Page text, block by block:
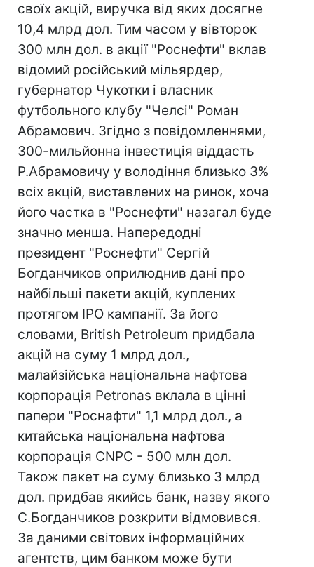
своїх акцій, виручка від яких досягне
10,4 млрд дол. Тим часом у вівторок
300 млн дол. в акції "Роснефти" вклав
відомий російський мільярдер,
губернатор Чукотки і власник
футбольного клубу "Челсі" Роман
Абрамович. Згідно з повідомленнями,
300-мильйонна інвестиція віддасть
Р.Абрамовичу у володіння близько 3%
всіх акцій, виставлених на ринок, хоча
його частка в "Роснефти" назагал буде
значно менша. Напередодні
президент "Роснефти" Сергій
Богданчиков оприлюднив дані про
найбільші пакети акцій, куплених
протягом IPO кампанії. За його
словами, British Petroleum придбала
акцій на суму 1 млрд дол.,
малайзійська національна нафтова
корпорація Petronas вклала в цінні
папери "Роснафти" 1,1 млрд дол., а
китайська національна нафтова
корпорація CNPC - 500 млн дол.
Також пакет на суму близько 3 млрд
дол. придбав якийсь банк, назву якого
С.Богданчиков розкрити відмовився.
За даними світових інформаційних
агентств, цим банком може бути